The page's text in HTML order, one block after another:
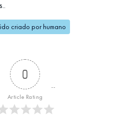
criado por humano
0
Article Rating